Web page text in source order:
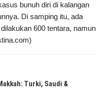
bunuh diri di kalangan
Di samping itu, ada
600 tentara, namun
Turki, Saudi &